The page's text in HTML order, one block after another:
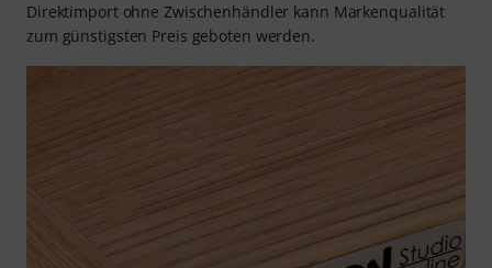
Direktimport ohne Zwischenhändler kann Markenqualität
zum günstigsten Preis geboten werden.